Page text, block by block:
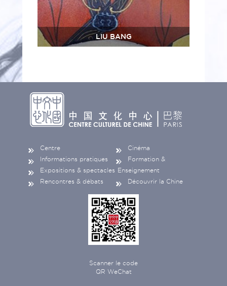
LIU BANG
Centre
Informations pratiques
Expositions & spectacles
Rencontres & débats
Cinéma
Formation &
Enseignement
Découvrir la Chine
Scanner le code
QR WeChat